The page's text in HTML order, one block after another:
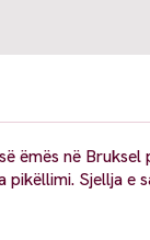
ëmës në
Sjellja